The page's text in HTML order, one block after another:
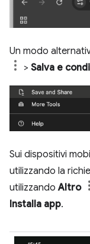
Un modo
> Salva e
Sui dispositivi
utilizzando la
utilizzandoAltro
Installa app.